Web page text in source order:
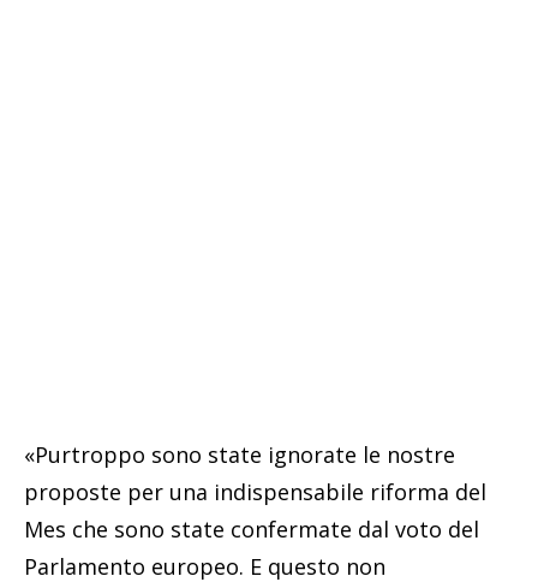
«Purtroppo sono state ignorate le nostre
proposte per una indispensabile riforma del
Mes che sono state confermate dal voto del
Parlamento europeo. E questo non